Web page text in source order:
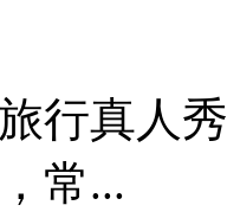
行真人
常...